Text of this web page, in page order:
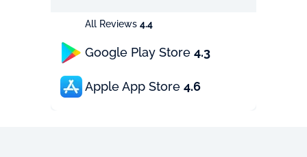
All Reviews 4.4
Google Play Store 4.3
Apple App Store 4.6